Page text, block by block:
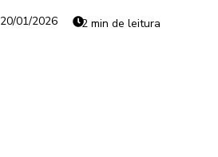
20/01/2026 2 min de leitura